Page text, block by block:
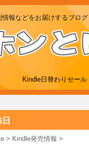
情報などをお届けするブログ
Kindle日替わりセール
> Kindle発売情報 >